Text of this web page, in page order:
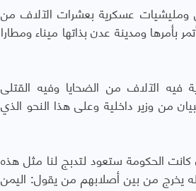
عسكرية بعشرات الآلاف من
ومدينة عدن بذاتها ميناء ومطارا
الآلاف من الضحايا وفيه القتلى
من وزير داخلية وعلى هذا النحو الذي
الحكومة ستعود لتدبج لنا مثل هذه
يخرج من بين أصلابهم من يقول: اليمن